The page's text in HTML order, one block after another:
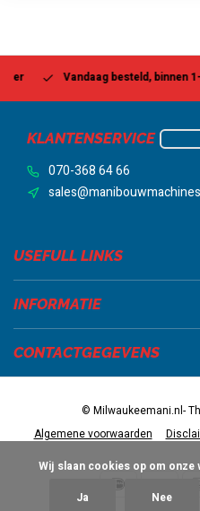
Vandaag besteld, binnen 1-2
KLANTENSERVICE
070-368 64 66
USEFULL LINKS
INFORMATIE
CONTACTGEGEVENS
Algemene voorwaarden
© Milwaukeemani.nl-
Ja Nee